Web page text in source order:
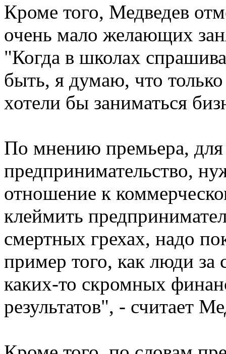
Кроме того, Медведев
очень мало желающих
"Когда в школах
быть, я думаю, что
хотели бы заниматься
По мнению премьера, для
предпринимательство,
отношение к
клеймить
смертных грехах, надо
пример того, как люди за
каких-то скромных
результатов", - считает